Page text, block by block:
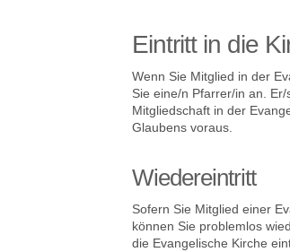
Eintritt in die
Wenn Sie Mitglied in der
Sie eine/n Pfarrer/in an.
Mitgliedschaft in der
Glaubens voraus.
Wiedereintritt
Sofern Sie Mitglied einer
können Sie problemlos
die Evangelische Kirche